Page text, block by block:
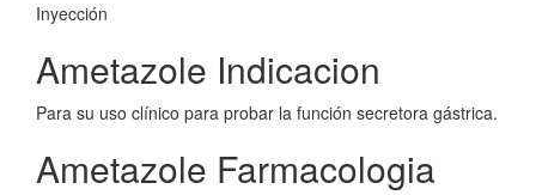
Inyección
Ametazole Indicacion
Para su uso clínico para probar la función secretora gástrica.
Ametazole Farmacologia